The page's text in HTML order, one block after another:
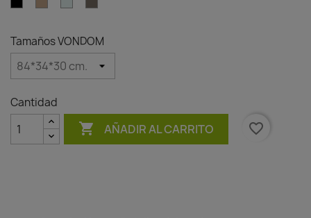
Tamaños VONDOM
Cantidad
 AÑADIR AL CARRITO favorite_border